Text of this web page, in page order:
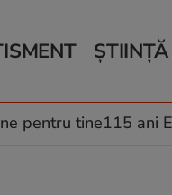
ȘTIINȚĂ
Schimbări
pentru tine115 ani